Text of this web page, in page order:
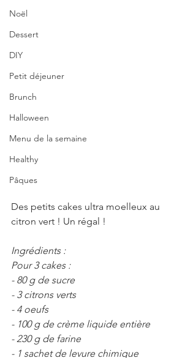
Noël
Dessert
DIY
Petit déjeuner
Brunch
Halloween
Menu de la semaine
Healthy
Pâques
Des petits cakes ultra moelleux au
citron vert ! Un régal !
Ingrédients :
Pour 3 cakes :
- 80 g de sucre
- 3 citrons verts
- 4 oeufs
- 100 g de crème liquide entière
- 230 g de farine
- 1 sachet de levure chimique